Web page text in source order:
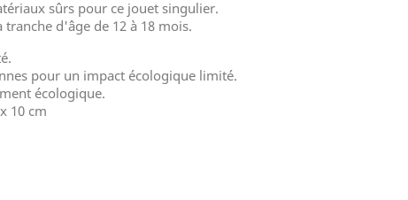
sûrs pour ce jouet singulier.
d'âge de 12 à 18 mois.
pour un impact écologique limité.
écologique.
10 cm